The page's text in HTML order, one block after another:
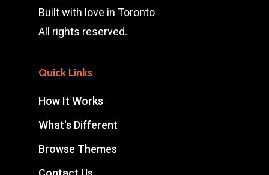
Built with love in Toronto
All rights reserved.
Quick Links
How It Works
What's Different
Browse Themes